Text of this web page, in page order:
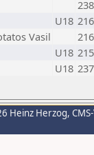
U18
Vasil
U18
U18
Heinz Herzog,